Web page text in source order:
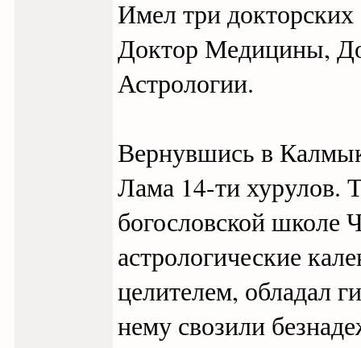
Имел три докторских
Доктор Медицины,
Астрологии.
Вернувшись в
Лама 14-ти хурулов.
богословской школе
астрологические
целителем, обладал
нему свозили